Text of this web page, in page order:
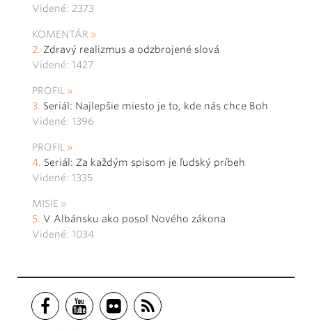
Videné: 2373
KOMENTÁR
Zdravý realizmus a odzbrojené slová
Videné: 1427
PROFIL
Seriál: Najlepšie miesto je to, kde nás chce Boh
Videné: 1396
PROFIL
Seriál: Za každým spisom je ľudský príbeh
Videné: 1335
MISIE
V Albánsku ako posol Nového zákona
Videné: 1034